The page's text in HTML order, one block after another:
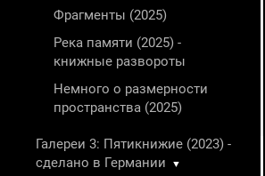
Фрагменты (2025)
Река памяти (2025) -
книжные развороты
Немного о размерности
пространства (2025)
Галереи 3: Пятикнижие (2023) -
сделано в Германии
▼